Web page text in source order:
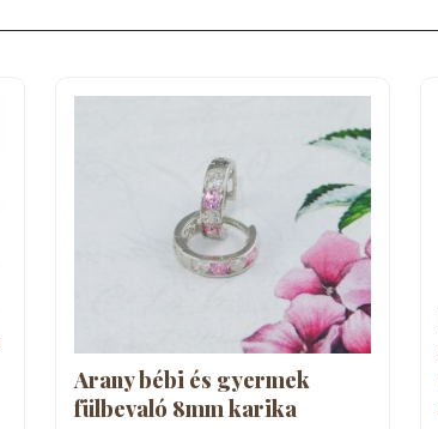
Arany bébi és gyermek
fülbevaló 8mm karika